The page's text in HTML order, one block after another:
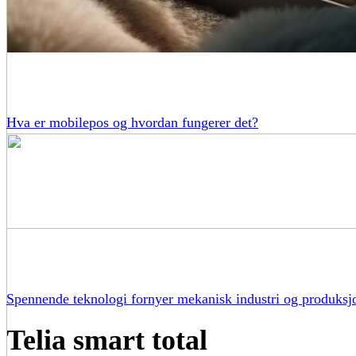
Hva er mobilepos og hvordan fungerer det?
Spennende teknologi fornyer mekanisk industri og
Telia smart total